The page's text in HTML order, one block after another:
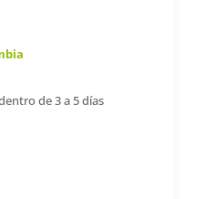
de 3 a 5 días